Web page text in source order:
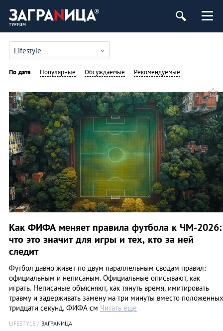
Lifestyle
По дате Популярные Обсуждаемые Рекомендуемые
Как ФИФА меняет правила футбола к ЧМ-2026:
что это значит для игры и тех, кто за ней
следит
Футбол давно живет по двум параллельным сводам правил:
официальным и неписаным. Официальные описывают, как
играть. Неписаные объясняют, как тянуть время, имитировать
травму и задерживать замену на три минуты вместо положенных
тридцати секунд. ФИФА см Читать еще
LIFESTYLE ЗАГРАNИЦА